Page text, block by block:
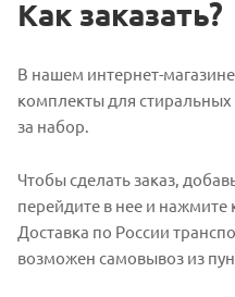
Как заказать?
В нашем интернет-
комплекты для
за набор.
Чтобы сделать заказ,
перейдите в нее и нажмите
Доставка по России
возможен самовывоз из